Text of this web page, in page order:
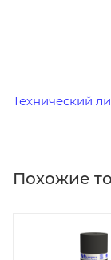
Технический
Похожие